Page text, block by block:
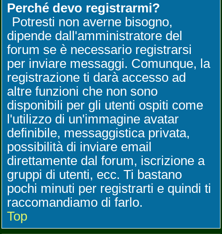
Perché devo registrarmi?
Potresti non averne bisogno,
dipende dall'amministratore del
forum se è necessario registrarsi
per inviare messaggi. Comunque, la
registrazione ti darà accesso ad
altre funzioni che non sono
disponibili per gli utenti ospiti come
l'utilizzo di un'immagine avatar
definibile, messaggistica privata,
possibilità di inviare email
direttamente dal forum, iscrizione a
gruppi di utenti, ecc. Ti bastano
pochi minuti per registrarti e quindi ti
raccomandiamo di farlo.
Top